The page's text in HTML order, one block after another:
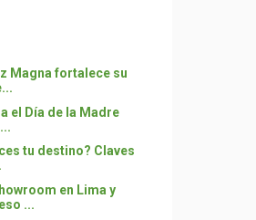
Magna fortalece su
el Día de la Madre
tu destino? Claves
en Lima y
...